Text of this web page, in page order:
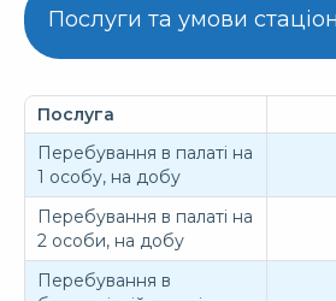
Послуги та умови
Послуга
Перебування в палаті на
1 особу, на добу
Перебування в палаті на
2 особи, на добу
Перебування в